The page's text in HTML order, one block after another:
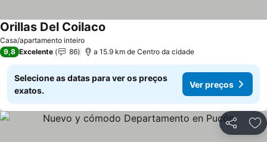
Casa/apartamento inteiro
Orillas Del Coilaco
9,8 Excelente 86 a 15.9 km de Centro da cidade
Selecione as datas para ver os preços
exatos.
Ver preços
Partilhar